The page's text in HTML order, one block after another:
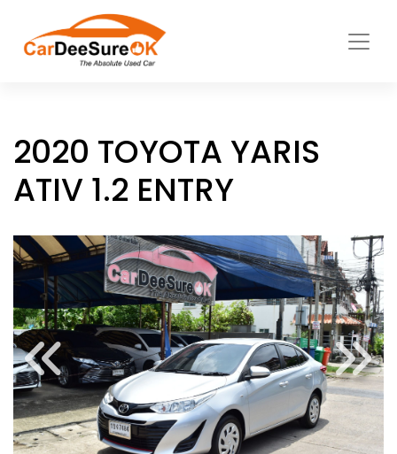
2020 TOYOTA YARIS
ATIV 1.2 ENTRY